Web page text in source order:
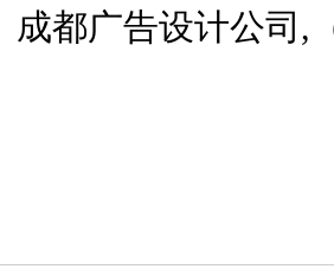
成都广告设计公司 ,